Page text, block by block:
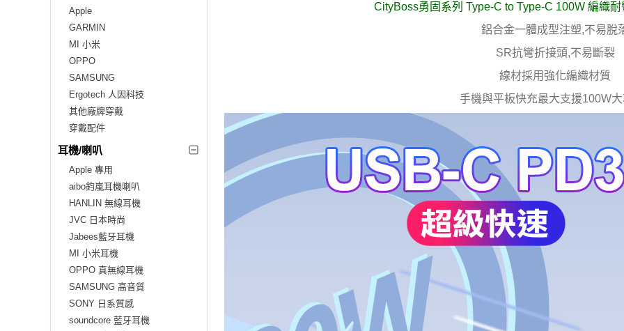
Apple
GARMIN
MI 小米
OPPO
SAMSUNG
Ergotech 人因科技
其他廠牌穿戴
穿戴配件
耳機/喇叭
Apple 專用
aibo鈞嵐耳機喇叭
HANLIN 無線耳機
JVC 日本時尚
Jabees藍牙耳機
MI 小米耳機
OPPO 真無線耳機
SAMSUNG 高音質
SONY 日系質感
soundcore 藍牙耳機
CityBoss勇固系列 Type-C to Type-C 100W 編織
鋁合金一體成型注塑,不易脫
SR抗彎折接頭,不易斷裂
線材採用強化編織材質
手機與平板快充最大支援100W